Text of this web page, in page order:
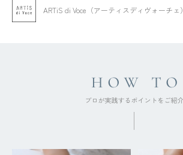
ARTiS di Voce（アーティスディヴォーチェ）